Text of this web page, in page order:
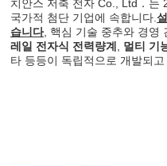
치안스 저축 전자 Co., Ltd．는
국가적 첨단 기업에 속합니다.
습니다, 핵심 기술 중추와 경영
레일 전자식 전력량계
멀티 기
타 등등이 독립적으로 개발되고